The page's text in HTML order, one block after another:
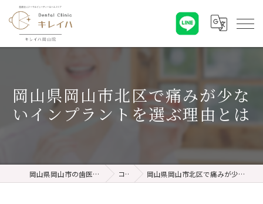
岡山県岡山市北区で痛みが少な
いインプラントを選ぶ理由とは
岡山県岡山市の歯医者ならキレイハ岡山院 コラム 岡山県岡山市北区で痛みが少ないインプラントを選ぶ理由とは